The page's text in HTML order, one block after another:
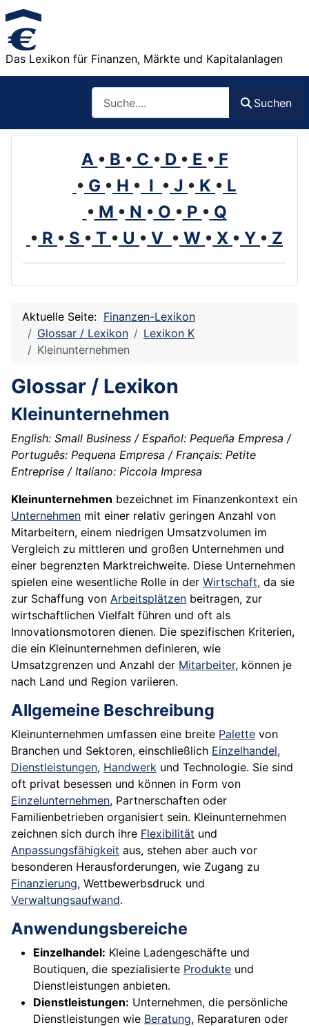
Das Lexikon für Finanzen, Märkte und Kapitalanlagen
Suchen
A • B • C • D • E • F
• G • H • I • J • K • L
• M • N • O • P • Q
• R • S • T • U • V • W • X • Y • Z
Aktuelle Seite: Finanzen-Lexikon
Glossar / Lexikon
Lexikon K
Kleinunternehmen
Glossar / Lexikon
Kleinunternehmen
English: Small Business / Español: Pequeña Empresa /
Português: Pequena Empresa / Français: Petite
Entreprise / Italiano: Piccola Impresa
Kleinunternehmen bezeichnet im Finanzenkontext ein
Unternehmen mit einer relativ geringen Anzahl von
Mitarbeitern, einem niedrigen Umsatzvolumen im
Vergleich zu mittleren und großen Unternehmen und
einer begrenzten Marktreichweite. Diese Unternehmen
spielen eine wesentliche Rolle in der Wirtschaft, da sie
zur Schaffung von Arbeitsplätzen beitragen, zur
wirtschaftlichen Vielfalt führen und oft als
Innovationsmotoren dienen. Die spezifischen Kriterien,
die ein Kleinunternehmen definieren, wie
Umsatzgrenzen und Anzahl der Mitarbeiter, können je
nach Land und Region variieren.
Allgemeine Beschreibung
Kleinunternehmen umfassen eine breite Palette von
Branchen und Sektoren, einschließlich Einzelhandel,
Dienstleistungen, Handwerk und Technologie. Sie sind
oft privat besessen und können in Form von
Einzelunternehmen, Partnerschaften oder
Familienbetrieben organisiert sein. Kleinunternehmen
zeichnen sich durch ihre Flexibilität und
Anpassungsfähigkeit aus, stehen aber auch vor
besonderen Herausforderungen, wie Zugang zu
Finanzierung, Wettbewerbsdruck und
Verwaltungsaufwand.
Anwendungsbereiche
Einzelhandel: Kleine Ladengeschäfte und
Boutiquen, die spezialisierte Produkte und
Dienstleistungen anbieten.
Dienstleistungen: Unternehmen, die persönliche
Dienstleistungen wie Beratung, Reparaturen oder